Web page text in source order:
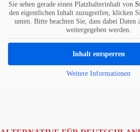
Sie sehen gerade einen Platzhalterinhalt von
den eigentlichen Inhalt zuzugreifen, klicken
unten. Bitte beachten Sie, dass dabei Daten
weitergegeben werden.
Inhalt entsperren
Weitere Informationen